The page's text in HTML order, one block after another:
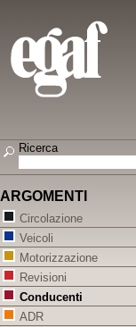
Ricerca
ARGOMENTI
Circolazione
Veicoli
Motorizzazione
Revisioni
Conducenti
ADR